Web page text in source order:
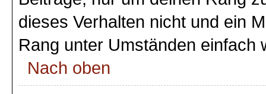
dieses Verhalten nicht und ein
Rang unter Umständen einfach
Nach oben